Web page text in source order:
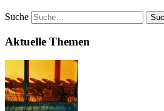
Suche
Aktuelle Themen